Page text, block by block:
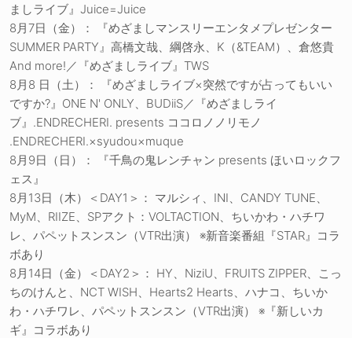
ましライブ』Juice=Juice
8月7日（金）： 『めざましマンスリーエンタメプレゼンター
SUMMER PARTY』高橋文哉、綱啓永、K（&TEAM）、倉悠貴
And more!／『めざましライブ』TWS
8月8 日（土）： 『めざましライブ×突然ですが占ってもいい
ですか?』ONE N' ONLY、BUDiiS／『めざましライ
ブ』.ENDRECHERI. presents ココロノノリモノ
.ENDRECHERI.×syudou×muque
8月9日（日）： 『千鳥の鬼レンチャン presents ほいロックフ
ェス』
8月13日（木）＜DAY1＞： マルシィ、INI、CANDY TUNE、
MyM、RIIZE、SPアクト：VOLTACTION、ちいかわ・ハチワ
レ、パペットスンスン（VTR出演） ※新音楽番組『STAR』コラ
ボあり
8月14日（金）＜DAY2＞： HY、NiziU、FRUITS ZIPPER、こっ
ちのけんと、NCT WISH、Hearts2 Hearts、ハナコ、ちいか
わ・ハチワレ、パペットスンスン（VTR出演） ※『新しいカ
ギ』コラボあり